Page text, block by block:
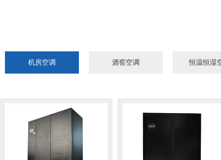
机房空调 酒窖空调 恒温恒湿